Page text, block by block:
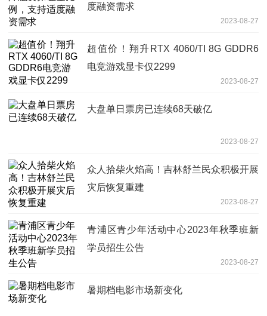
度融资需求
2023-08-27
超值价！翔升RTX 4060/TI 8G GDDR6
电竞游戏显卡仅2299
2023-08-27
大盘单日票房已连续68天破亿
2023-08-27
众人拾柴火焰高！吉林舒兰民众积极开展
灾后恢复重建
2023-08-27
青浦区青少年活动中心2023年秋季班新
学员招生公告
2023-08-27
暑期档电影市场新变化